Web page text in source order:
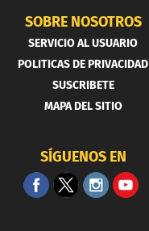
SOBRE NOSOTROS
SERVICIO AL USUARIO
POLITICAS DE PRIVACIDAD
SUSCRIBETE
MAPA DEL SITIO
SÍGUENOS EN